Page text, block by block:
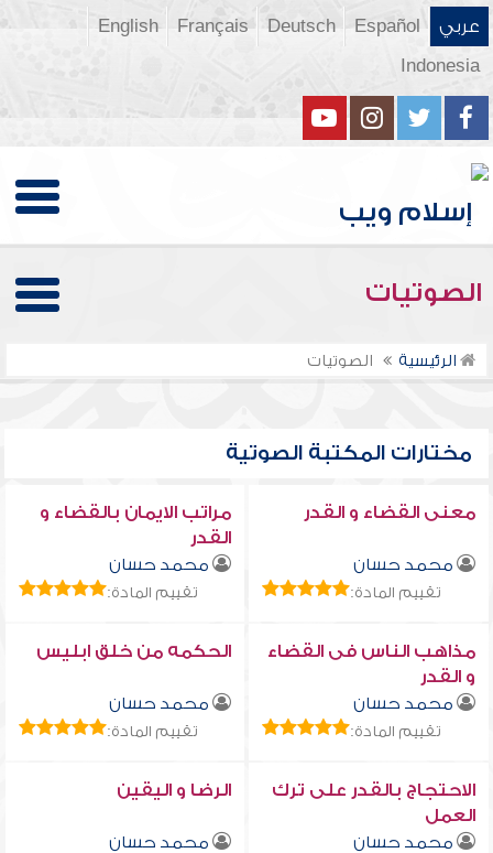
عربي Español
Deutsch
Français
English
Indonesia
الصوتيات
الرئيسية الصوتيات
مختارات المكتبة الصوتية
معنى القضاء و القدر
محمد حسان
تقييم المادة:
مراتب الايمان بالقضاء و
القدر
محمد حسان
تقييم المادة:
مذاهب الناس فى القضاء
و القدر
محمد حسان
تقييم المادة:
الحكمه من خلق ابليس
محمد حسان
تقييم المادة:
الاحتجاج بالقدر على ترك
العمل
محمد حسان
الرضا و اليقين
محمد حسان